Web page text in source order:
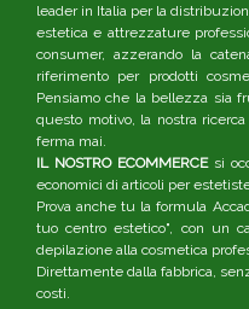
leader in Italia per la
estetica e attrezzature
consumer, azzerando la
riferimento per prodotti
Pensiamo che la bellezza sia
questo motivo, la nostra
ferma mai.
IL NOSTRO ECOMMERCEsi
economici di articoli per
Prova anche tu la formula
tuo centro estetico", con un
depilazione alla cosmetica
Direttamente dalla fabbrica,
costi.